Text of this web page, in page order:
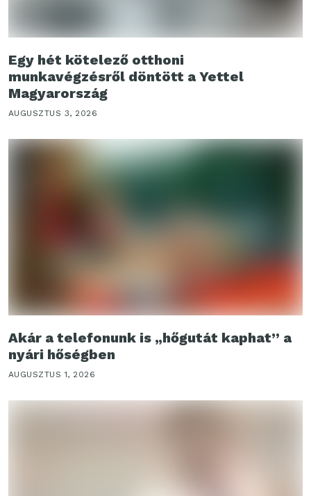
Egy hét kötelező otthoni
munkavégzésről döntött a Yettel
Magyarország
AUGUSZTUS 3, 2026
Akár a telefonunk is „hőgutát kaphat” a
nyári hőségben
AUGUSZTUS 1, 2026